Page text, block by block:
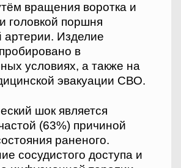
вращения воротка и
головкой поршня
артерии. Изделие
в
условиях, а также на
эвакуации СВО.
шок является
(63%) причиной
раненого.
сосудистого доступа и